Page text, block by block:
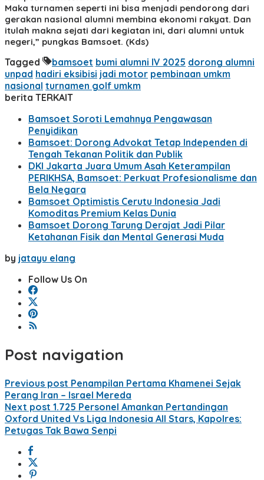
Maka turnamen seperti ini bisa menjadi pendorong dari
gerakan nasional alumni membina ekonomi rakyat. Dan
itulah makna sejati dari kegiatan ini, dari alumni untuk
negeri,” pungkas Bamsoet. (Kds)
Tagged bamsoet bumi alumni IV 2025 dorong alumni
unpad hadiri eksibisi jadi motor pembinaan umkm
nasional turnamen golf umkm
berita TERKAIT
Bamsoet Soroti Lemahnya Pengawasan
Penyidikan
Bamsoet: Dorong Advokat Tetap Independen di
Tengah Tekanan Politik dan Publik
DKI Jakarta Juara Umum Asah Keterampilan
PERIKHSA, Bamsoet: Perkuat Profesionalisme dan
Bela Negara
Bamsoet Optimistis Cerutu Indonesia Jadi
Komoditas Premium Kelas Dunia
Bamsoet Dorong Tarung Derajat Jadi Pilar
Ketahanan Fisik dan Mental Generasi Muda
by jatayu elang
Follow Us On
Post navigation
Previous post Penampilan Pertama Khamenei Sejak
Perang Iran – Israel Mereda
Next post 1.725 Personel Amankan Pertandingan
Oxford United Vs Liga Indonesia All Stars, Kapolres:
Petugas Tak Bawa Senpi